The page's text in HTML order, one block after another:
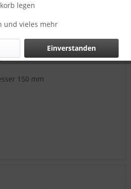
klar
150 mm
legen
und vieles mehr
Einverstanden